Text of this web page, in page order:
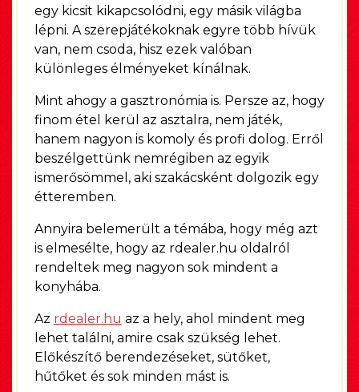
egy kicsit kikapcsolódni, egy másik világba
lépni. A szerepjátékoknak egyre több hívük
van, nem csoda, hisz ezek valóban
különleges élményeket kínálnak.
Mint ahogy a gasztronómia is. Persze az, hogy
finom étel kerül az asztalra, nem játék,
hanem nagyon is komoly és profi dolog. Erről
beszélgettünk nemrégiben az egyik
ismerősömmel, aki szakácsként dolgozik egy
étteremben.
Annyira belemerült a témába, hogy még azt
is elmesélte, hogy az rdealer.hu oldalról
rendeltek meg nagyon sok mindent a
konyhába.
Az rdealer.hu az a hely, ahol mindent meg
lehet találni, amire csak szükség lehet.
Előkészítő berendezéseket, sütőket,
hűtőket és sok minden mást is.